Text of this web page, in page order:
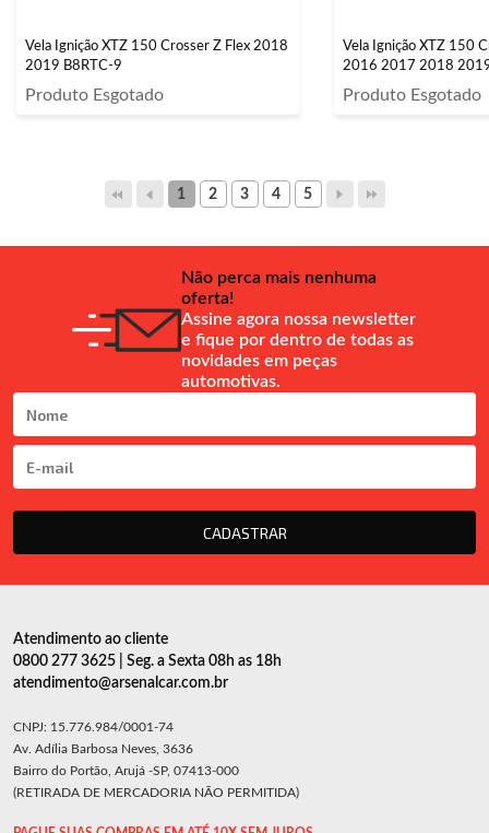
Vela Ignição XTZ 150 Crosser Z Flex 2018
2019 B8RTC-9
Produto Esgotado
Vela Ignição XTZ 150
2016 2017 2018
Produto Esgotado
1 2 3 4 5
Não perca mais nenhuma
oferta!
Assine agora nossa newsletter
e fique por dentro de todas as
novidades em peças
automotivas.
CADASTRAR
Atendimento ao cliente
0800 277 3625 | Seg. a Sexta 08h as 18h
atendimento@arsenalcar.com.br
CNPJ: 15.776.984/0001-74
Av. Adília Barbosa Neves, 3636
Bairro do Portão, Arujá -SP, 07413-000
(RETIRADA DE MERCADORIA NÃO PERMITIDA)